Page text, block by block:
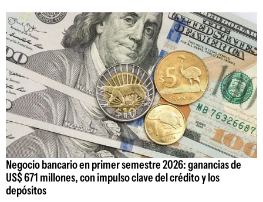
Negocio bancario en primer semestre 2026: ganancias de
US$ 671 millones, con impulso clave del crédito y los
depósitos